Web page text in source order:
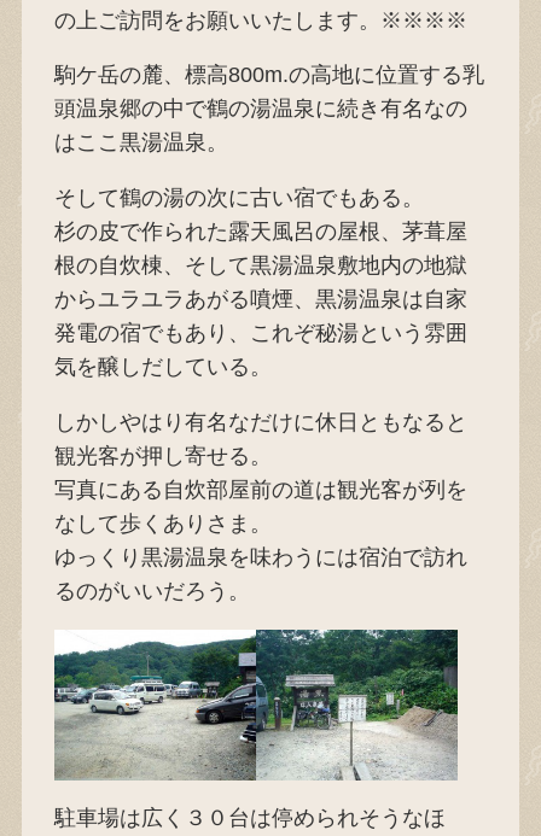
の上ご訪問をお願いいたします。※※※※
駒ケ岳の麓、標高800m.の高地に位置する乳
頭温泉郷の中で鶴の湯温泉に続き有名なの
はここ黒湯温泉。
そして鶴の湯の次に古い宿でもある。
杉の皮で作られた露天風呂の屋根、茅葺屋
根の自炊棟、そして黒湯温泉敷地内の地獄
からユラユラあがる噴煙、黒湯温泉は自家
発電の宿でもあり、これぞ秘湯という雰囲
気を醸しだしている。
しかしやはり有名なだけに休日ともなると
観光客が押し寄せる。
写真にある自炊部屋前の道は観光客が列を
なして歩くありさま。
ゆっくり黒湯温泉を味わうには宿泊で訪れ
るのがいいだろう。
駐車場は広く３０台は停められそうなほ